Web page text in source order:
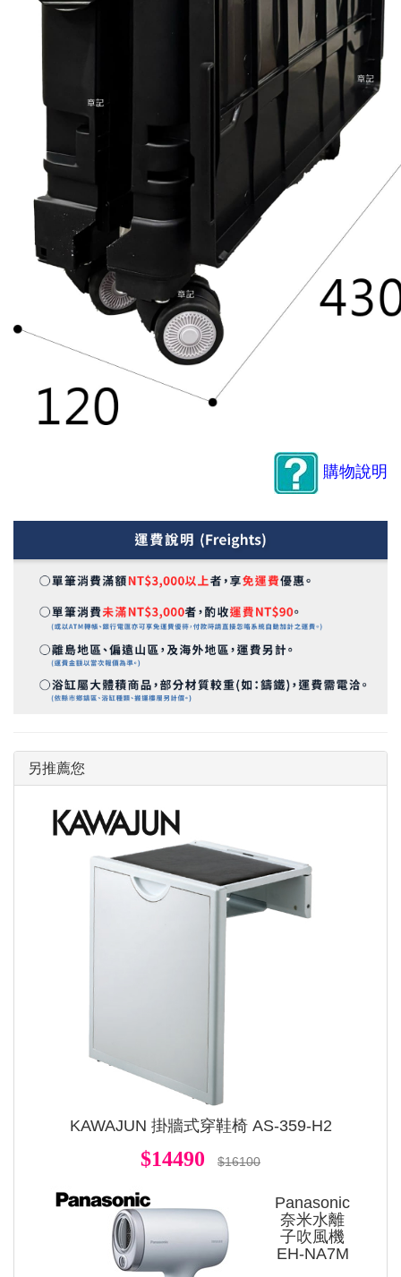
購物說明
另推薦您
KAWAJUN 掛牆式穿鞋椅 AS-359-H2
$14490 $16100
Panasonic
奈米水離
子吹風機
EH-NA7M